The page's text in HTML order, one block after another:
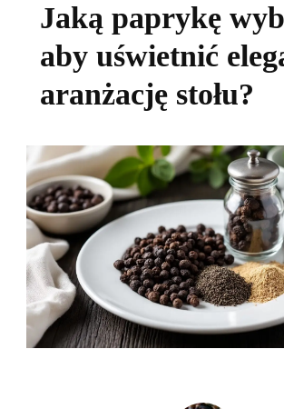
Jaką paprykę
aby uświetnić
aranżację stołu?